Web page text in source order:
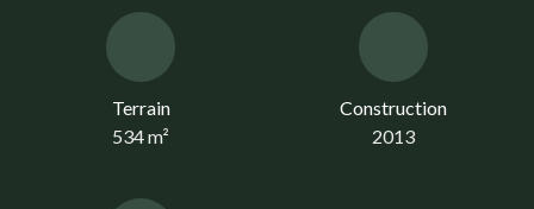
Terrain
534m²
Construction
2013